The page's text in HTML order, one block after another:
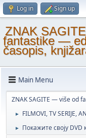
Log in Sign up
ZNAK
fantastike —
časopis,
Main Menu
ZNAK SAGITE — više od
► FILMOVI, TV SERIJE,
► Покажите своју DVD